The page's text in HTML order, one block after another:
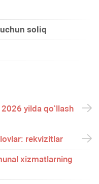
soliq
yilda qoʻllash
rekvizitlar
хizmatlarning